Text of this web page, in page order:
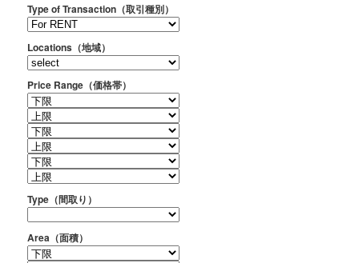
Type of Transaction（取引種別）
Locations（地域）
Price Range（価格帯）
Type（間取り）
Area（面積）